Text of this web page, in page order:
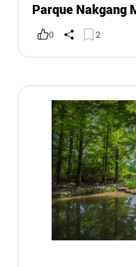
Parque Nakgang
0 2